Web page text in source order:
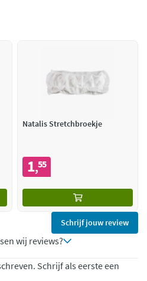
Natalis Stretchbroekje
1,55
Schrijf jouw review
wij reviews?
Schrijf als eerste een